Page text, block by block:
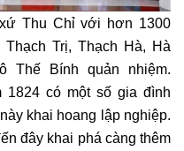
Thu Chỉ với hơn 1300
Trị, Thạch Hà, Hà
Thế Bính quản nhiệm.
có một số gia đình
khai hoang lập nghiệp.
đây khai phá càng thêm